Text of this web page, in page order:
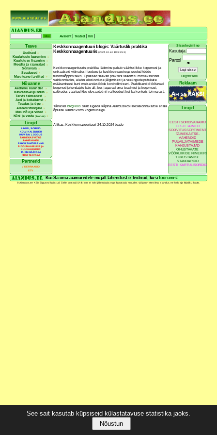
See sait kasutab küpsiseid külastatavuse statistika jaoks.
Nõustun
Avaleht Teated Ilm
Teave
Uudised
Kuulutuste lugemine
Kuulutuse lisamine
Meedia ja raamatud
Sõnavara
Seadused
Muu teave ja viited
Nõuanne
Aedniku kalender
Kasvatus-kujundus
Tervis taimedest
Aed ja kokakunst
Teadus ja õpe
Aiandustootjale
Muu nõu ja viited
Küsi ja vasta(foorum)
Lingid
LIIGID, SORDID
KÜLVIKALENDER
HUVITAV LOODUS
TAIMEKASVATUS
TAIMENIMED
RAHVATÄHTPÄEVAD
BIODÜNAAMILINE ja
KUUKALENDER
TAIMEMÄÄRAJA
RIIGI TEATAJA
Partnerid
VIKERRAADIO
ETV
Keskkonnaagentuuri blogis: Väärtuslik praktika
Keskkonnaagentuuris (2024-10-24 10:38:53)
Keskkonnaagentuuris praktika läbimine pakub väärtuslikke kogemusi ja
unikaalseid võimalusi looduse ja keskkonnaseirega seotud tööde
tundmaõppimiseks. Õpilased saavad praktilisi teadmisi mitmekesistes
valdkondades, alates eluslooduse jälgimisest ja veekogude putukate
määramisest kuni metsandustööde kontrollimiseni. Praktikandid töötavad
kogenud juhendajate käe all, kes jagavad oma teadmisi ja kogemusi,
pakkudes väärtuslikku ülevaadet nii välitöödest kui ka kontoris toimuvast.
Tänasesblogiloossaab lugeda Räpina Aianduskooli keskkonnakaitse eriala
õpilase Rainer Porro kogemuslugu.
Allikas: Keskkonnaagentuuri 24.10.2024 teade
Sisselogimine
Kasutaja
Parool
👁
- Registreeru
Reklaam
Lingid
EESTI SORDIVARAMU
EESTI TAIMED
SOOVITUSSORTIMENT
TAIMEKAITSE-
VAHENDID
PUUVILJATAIMEDE
KAHJUSTAJAD
OHUSTAVATE
VÕÕRLIIKIDE NIMEKIRI
TURUSTAMISE
STANDARDID
EESTI KARTULISORDID
Kui Sa oma aiamuredele mujalt lahendust ei leidnud, küsi foorumist
© Aiandus.ee Kõik õigused kaitstud. Selle portaali ühtki osa ei tohi jäljendada ega kasutada muudes väljaannetes ilma aiandus.ee haldaja kirjaliku loata.